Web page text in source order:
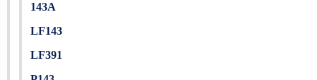
143A
LF143
LF391